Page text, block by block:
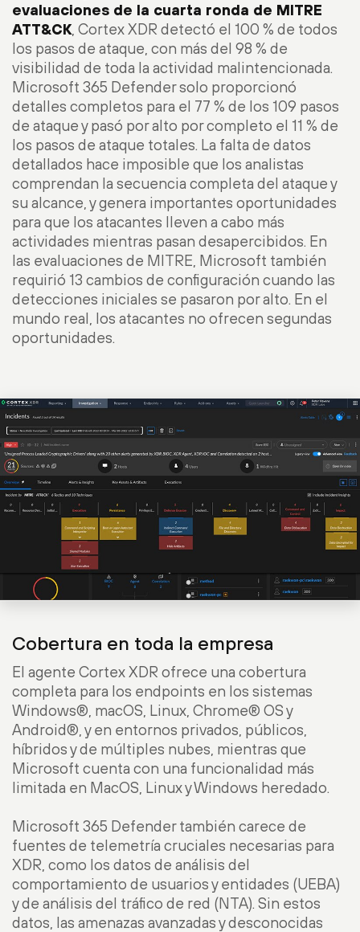
evaluaciones de la cuarta ronda de MITRE
ATT&CK , Cortex XDR detectó el 100 % de todos
los pasos de ataque, con más del 98 % de
visibilidad de toda la actividad malintencionada.
Microsoft 365 Defender solo proporcionó
detalles completos para el 77 % de los 109 pasos
de ataque y pasó por alto por completo el 11 % de
los pasos de ataque totales. La falta de datos
detallados hace imposible que los analistas
comprendan la secuencia completa del ataque y
su alcance, y genera importantes oportunidades
para que los atacantes lleven a cabo más
actividades mientras pasan desapercibidos. En
las evaluaciones de MITRE, Microsoft también
requirió 13 cambios de configuración cuando las
detecciones iniciales se pasaron por alto. En el
mundo real, los atacantes no ofrecen segundas
oportunidades.
Cobertura en toda la empresa
El agente Cortex XDR ofrece una cobertura
completa para los endpoints en los sistemas
Windows®, macOS, Linux, Chrome® OS y
Android®, y en entornos privados, públicos,
híbridos y de múltiples nubes, mientras que
Microsoft cuenta con una funcionalidad más
limitada en MacOS, Linux y Windows heredado.
Microsoft 365 Defender también carece de
fuentes de telemetría cruciales necesarias para
XDR, como los datos de análisis del
comportamiento de usuarios y entidades (UEBA)
y de análisis del tráfico de red (NTA). Sin estos
datos, las amenazas avanzadas y desconocidas